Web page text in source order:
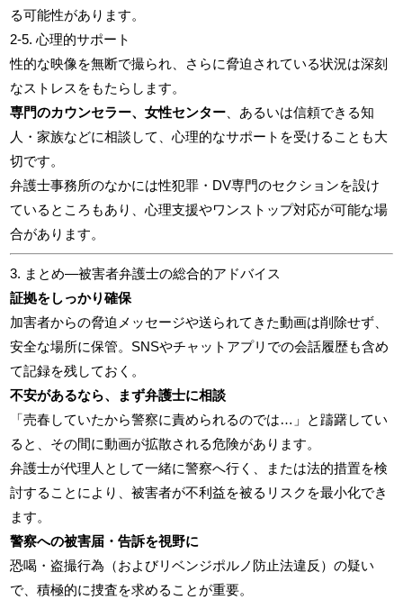
る可能性があります。
2-5. 心理的サポート
性的な映像を無断で撮られ、さらに脅迫されている状況は深刻
なストレスをもたらします。
専門のカウンセラー、女性センター 、あるいは信頼できる知
人・家族などに相談して、心理的なサポートを受けることも大
切です。
弁護士事務所のなかには性犯罪・DV専門のセクションを設け
ているところもあり、心理支援やワンストップ対応が可能な場
合があります。
3. まとめ―被害者弁護士の総合的アドバイス
証拠をしっかり確保
加害者からの脅迫メッセージや送られてきた動画は削除せず、
安全な場所に保管。SNSやチャットアプリでの会話履歴も含め
て記録を残しておく。
不安があるなら、まず弁護士に相談
「売春していたから警察に責められるのでは…」と躊躇してい
ると、その間に動画が拡散される危険があります。
弁護士が代理人として一緒に警察へ行く、または法的措置を検
討することにより、被害者が不利益を被るリスクを最小化でき
ます。
警察への被害届・告訴を視野に
恐喝・盗撮行為（およびリベンジポルノ防止法違反）の疑い
で、積極的に捜査を求めることが重要。